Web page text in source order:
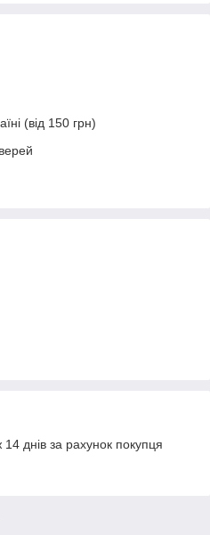
(від 150 грн)
днів за рахунок покупця